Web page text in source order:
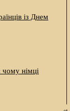
із Днем
чому німці